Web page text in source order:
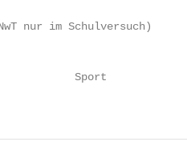
nur im Schulversuch)
Sport